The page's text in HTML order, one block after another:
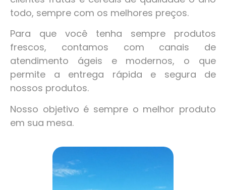
todo, sempre com os melhores preços.
Para que você tenha sempre produtos
frescos, contamos com canais de
atendimento ágeis e modernos, o que
permite a entrega rápida e segura de
nossos produtos.
Nosso objetivo é sempre o melhor produto
em sua mesa.